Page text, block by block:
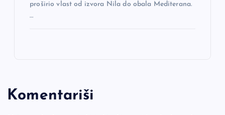
proširio vlast od izvora Nila do obala Mediterana.
…
Komentariši